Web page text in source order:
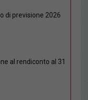
di previsione 2026
al rendiconto al 31